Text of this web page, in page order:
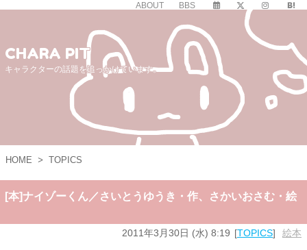
ABOUT BBS
CHARA PIT
キャラクターの話題を追っかけています。
HOME > TOPICS
[本]ナイゾーくん／さいとうゆうき・作、さかいおさむ・絵
2011年3月30日 (水) 8:19 TOPICS 絵本